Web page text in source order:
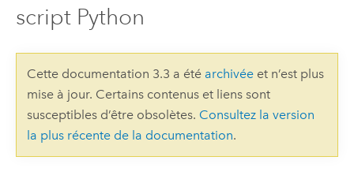
script Python
Cette documentation 3.3 a été archivéeet n’est plus
mise à jour. Certains contenus et liens sont
susceptibles d’être obsolètes. Consultez la version
la plus récente de la documentation.